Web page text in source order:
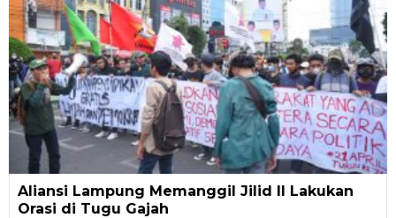
Aliansi Lampung Memanggil Jilid II Lakukan
Orasi di Tugu Gajah